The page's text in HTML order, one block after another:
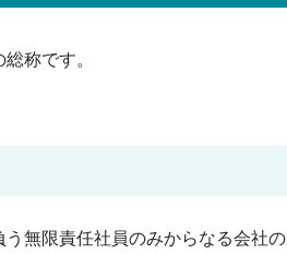
称です。
無限責任社員のみからなる会社の